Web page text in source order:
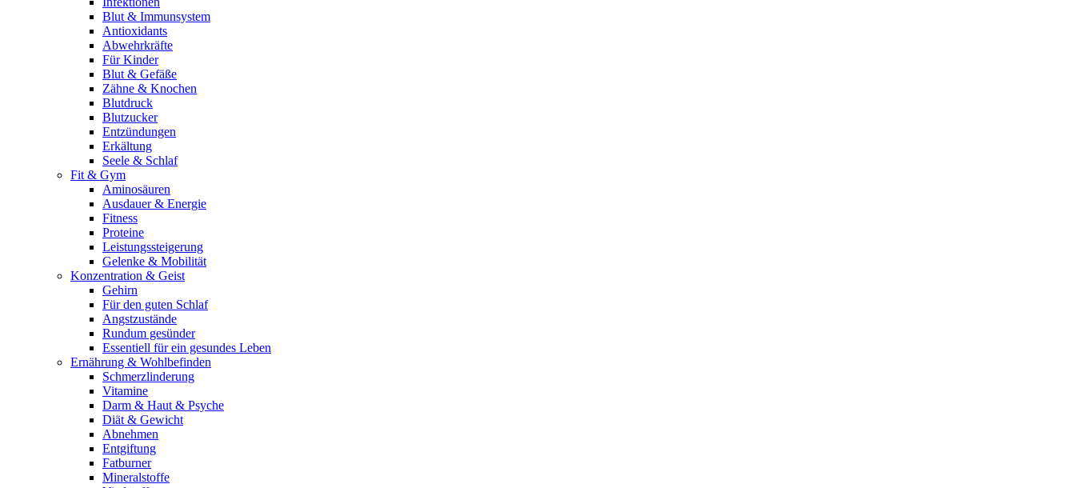
Blut & Immunsystem
Antioxidants
Abwehrkräfte
Für Kinder
Blut & Gefäße
Zähne & Knochen
Blutdruck
Blutzucker
Entzündungen
Erkältung
Seele & Schlaf
Fit & Gym
Aminosäuren
Ausdauer & Energie
Fitness
Proteine
Leistungssteigerung
Gelenke & Mobilität
Konzentration & Geist
Gehirn
Für den guten Schlaf
Angstzustände
Rundum gesünder
Essentiell für ein gesundes Leben
Ernährung & Wohlbefinden
Schmerzlinderung
Vitamine
Darm & Haut & Psyche
Diät & Gewicht
Abnehmen
Entgiftung
Fatburner
Mineralstoffe